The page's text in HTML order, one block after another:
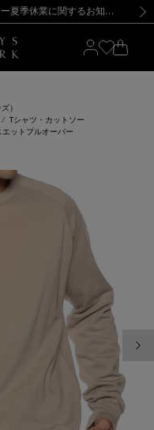
新規登録のお客様も対象！＜MY BARNEYS＞会員のお客様は11,000円（税込）以上のお買上げで常時送料無料！お買い物の際は会員登録を！
お知らせ】(2026.8.7) 【オンラインストア カスタマーセンター夏季休業に関するお知らせ】（2026.8.7）
【夏季休業に伴う返品・交換承り一時停止のお知らせ】（2026.8.5）
お荷物のお届けについて
案内・ご注意事項 新規登録のお客様も対象！＜MY BARNEYS＞会員のお客様は11,000円（税込）以上のお買上げで常時送料無料！お買い物の際は会員登録を！
お知らせ】(2026.8.7)
）
Tシャツ・カットソー
ットプルオーバー